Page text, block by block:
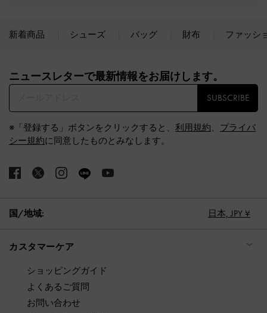
新着商品 シューズ バッグ 財布 ファッシ
ニュースレターで最新情報をお届けします。​
SUBSCRIBE
※「登録する」ボタンをクリックすると、 利用規約、 プライバ
シー規約に同意したものとみなします。
国/地域: 日本, JPY ¥
カスタマーケア
ショッピングガイド
よくあるご質問
お問い合わせ